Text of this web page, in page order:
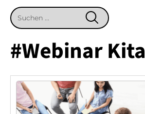
Suchen
SUCHEN
#Webinar Kita